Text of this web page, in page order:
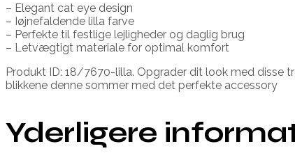
– Elegant cat eye design
– Iøjnefaldende lilla farve
– Perfekte til festlige lejligheder og daglig brug
– Letvægtigt materiale for optimal komfort
Produkt ID: 18/7670-lilla. Opgrader dit look med disse
blikkene denne sommer med det perfekte accessory
Yderligere